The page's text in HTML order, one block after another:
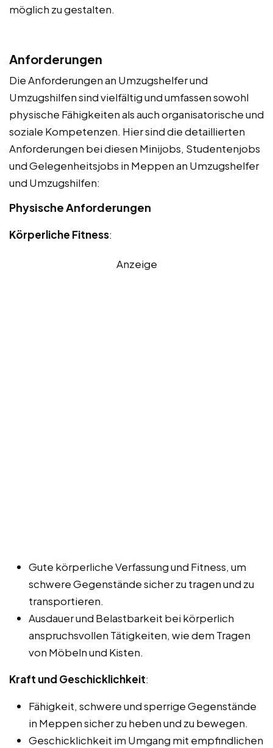
möglich zu gestalten.
Anforderungen
Die Anforderungen an Umzugshelfer und
Umzugshilfen sind vielfältig und umfassen sowohl
physische Fähigkeiten als auch organisatorische und
soziale Kompetenzen. Hier sind die detaillierten
Anforderungen bei diesen Minijobs, Studentenjobs
und Gelegenheitsjobs in Meppen an Umzugshelfer
und Umzugshilfen:
Physische Anforderungen
Körperliche Fitness:
Anzeige
Gute körperliche Verfassung und Fitness, um
schwere Gegenstände sicher zu tragen und zu
transportieren.
Ausdauer und Belastbarkeit bei körperlich
anspruchsvollen Tätigkeiten, wie dem Tragen
von Möbeln und Kisten.
Kraft und Geschicklichkeit:
Fähigkeit, schwere und sperrige Gegenstände
in Meppen sicher zu heben und zu bewegen.
Geschicklichkeit im Umgang mit empfindlichen